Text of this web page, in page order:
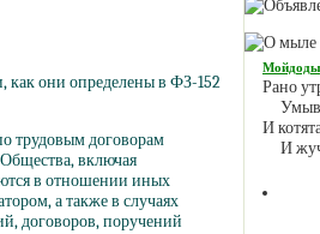
как они определены в ФЗ-152
трудовым договорам
включая
в отношении иных
а также в случаях
договоров, поручений
Рано
И
И